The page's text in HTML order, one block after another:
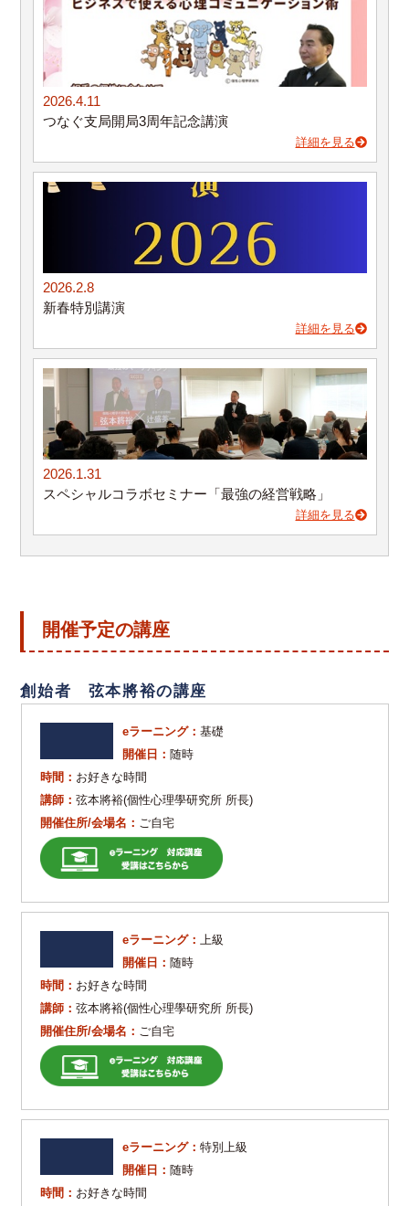
2026.4.11
つなぐ支局開局3周年記念講演
詳細を見る
2026.2.8
新春特別講演
詳細を見る
2026.1.31
スペシャルコラボセミナー「最強の経営戦略」
詳細を見る
開催予定の講座
創始者 弦本將裕の講座
eラーニング： 基礎
開催日： 随時
時間： お好きな時間
講師： 弦本將裕(個性心理學研究所 所長)
開催住所/会場名： ご自宅
eラーニング：
上級
開催日： 随時
時間： お好きな時間
講師： 弦本將裕(個性心理學研究所 所長)
開催住所/会場名： ご自宅
eラーニング： 特別上級
開催日： 随時
時間： お好きな時間